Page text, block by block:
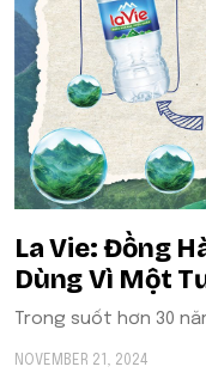
La Vie: Đồng
Dùng Vì Một
Trong suốt hơn 30
NOVEMBER 21, 2024